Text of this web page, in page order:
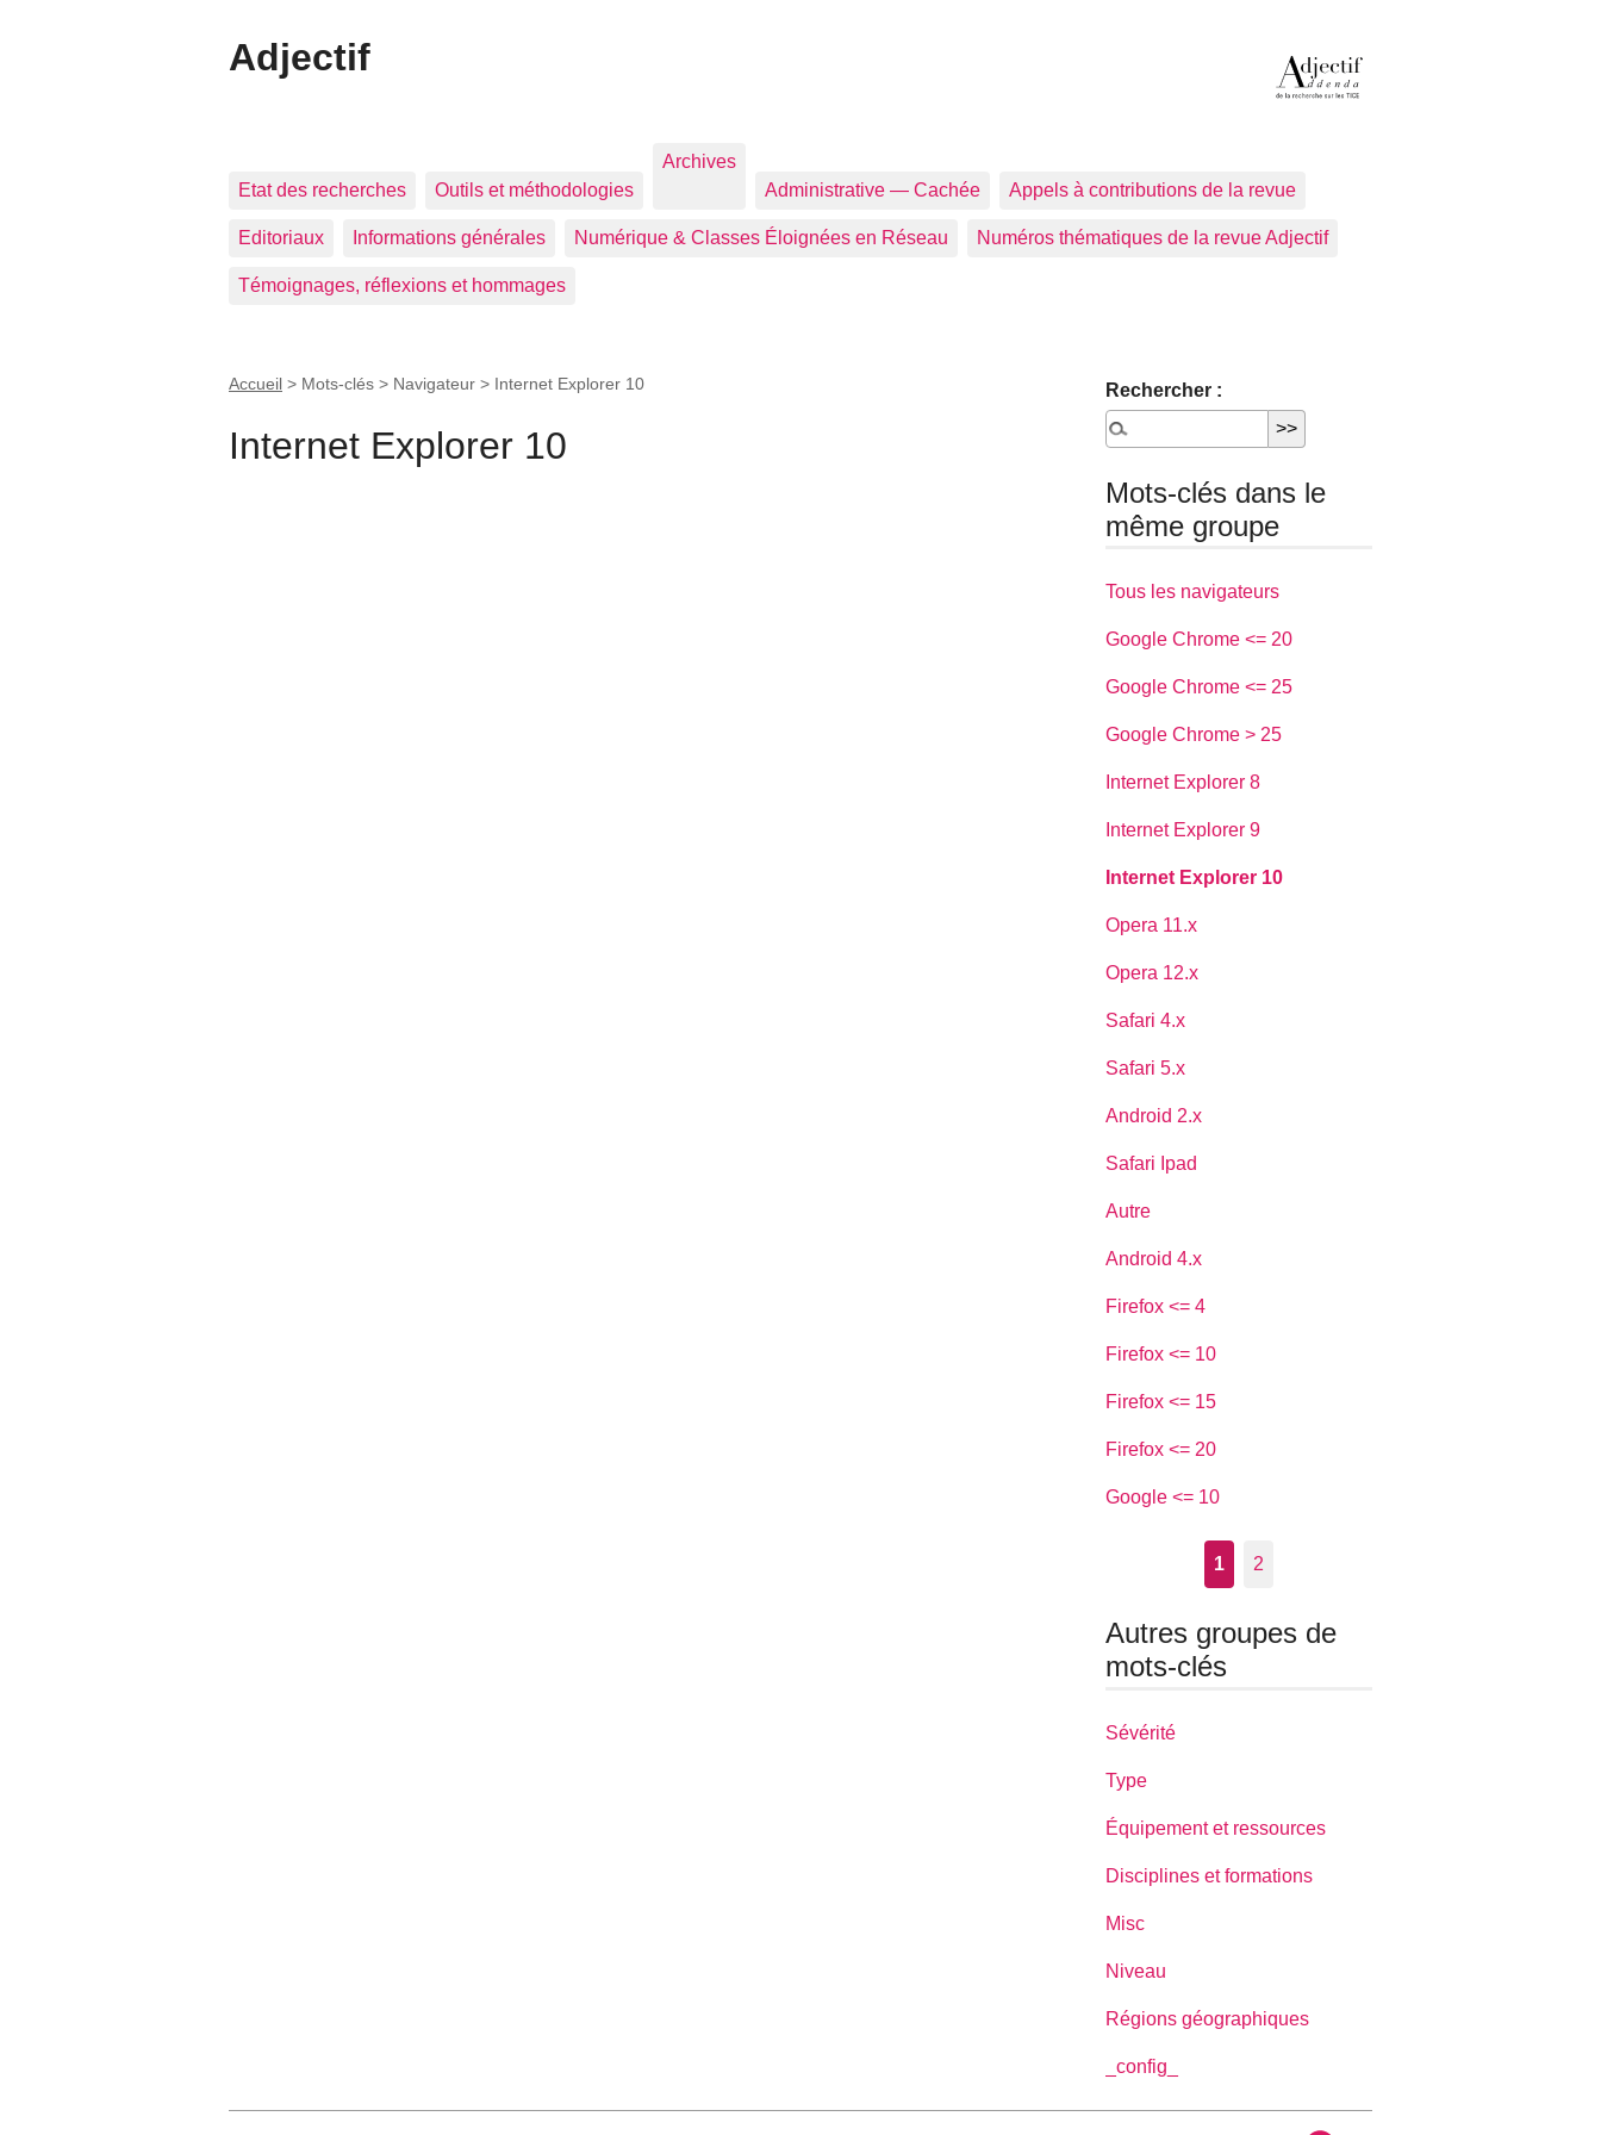
Adjectif
Etat des recherches Outils et méthodologies
Archives
Administrative — Cachée
Appels à contributions de la revue
Editoriaux Informations générales Numérique & Classes Éloignées en Réseau Numéros thématiques de la revue Adjectif
Témoignages, réflexions et hommages
Accueil > Mots-clés > Navigateur > Internet Explorer 10
Internet Explorer 10
Rechercher :
Mots-clés dans le
même groupe
Tous les navigateurs
Google Chrome <= 20
Google Chrome <= 25
Google Chrome > 25
Internet Explorer 8
Internet Explorer 9
Internet Explorer 10
Opera 11.x
Opera 12.x
Safari 4.x
Safari 5.x
Android 2.x
Safari Ipad
Autre
Android 4.x
Firefox <= 4
Firefox <= 10
Firefox <= 15
Firefox <= 20
Google <= 10
1 2
Autres groupes de
mots-clés
Sévérité
Type
Équipement et ressources
Disciplines et formations
Misc
Niveau
Régions géographiques
_config_